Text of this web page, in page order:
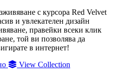
с курсора Red Velvet
и увлекателен дизайн
правейки всеки клик
той ви позволява да
в интернет!
View Collection